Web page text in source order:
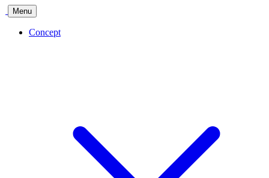
Menu
Concept